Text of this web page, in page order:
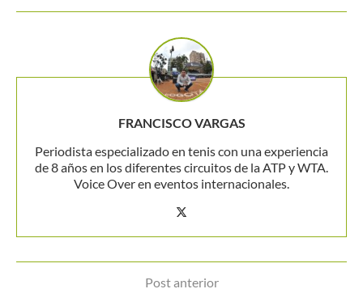
FRANCISCO VARGAS
Periodista especializado en tenis con una experiencia
de 8 años en los diferentes circuitos de la ATP y WTA.
Voice Over en eventos internacionales.
Post anterior